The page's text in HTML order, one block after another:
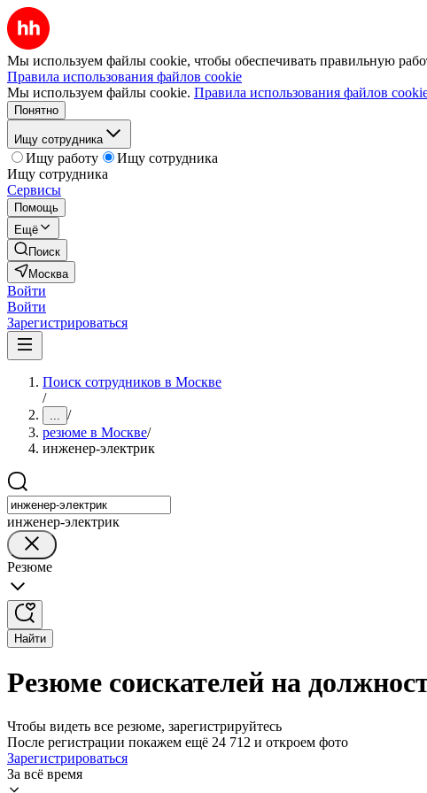
Мы используем файлы cookie, чтобы обеспечивать правильную
Правила использования файлов cookie
Мы используем файлы cookie. Правила использования файлов
Понятно
Ищу сотрудника
Ищу работу
Ищу сотрудника
Ищу сотрудника
Сервисы
Помощь
Ещё
Поиск
Москва
Войти
Войти
Зарегистрироваться
Поиск сотрудников в Москве
/
... /
резюме в Москве/
инженер-электрик
инженер-электрик
Резюме
Найти
Резюме соискателей на
Чтобы видеть все резюме, зарегистрируйтесь
После регистрации покажем ещё 24 712 и откроем фото
Зарегистрироваться
За всё время